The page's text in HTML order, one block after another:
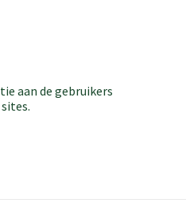
aan de gebruikers